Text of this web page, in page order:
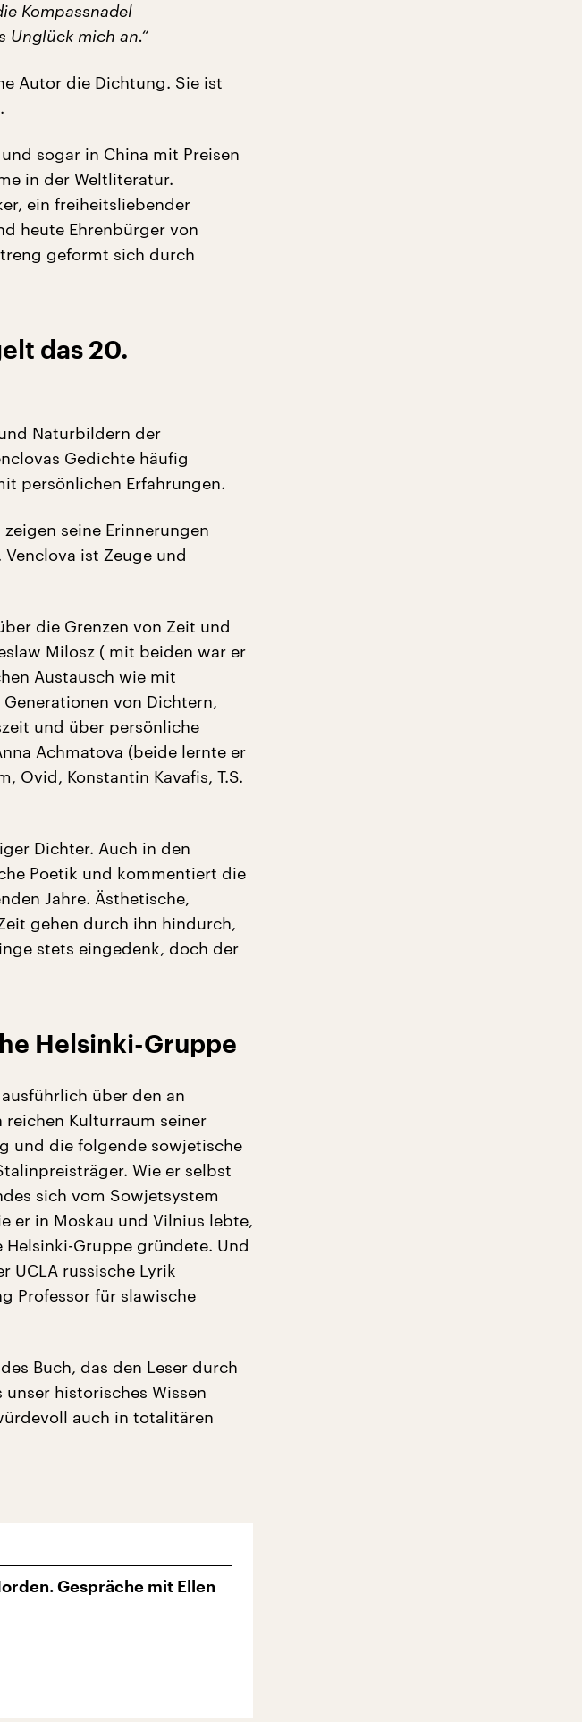
Kompassnadel
Unglück mich an.“
Autor die Dichtung. Sie ist
sogar in China mit Preisen
in der Weltliteratur.
ein freiheitsliebender
heute Ehrenbürger von
geformt sich durch
das 20.
Naturbildern der
Gedichte häufig
persönlichen Erfahrungen.
seine Erinnerungen
ist Zeuge und
die Grenzen von Zeit und
Milosz ( mit beiden war er
Austausch wie mit
von Dichtern,
und über persönliche
Achmatova (beide lernte er
Ovid, Konstantin Kavafis, T.S.
Dichter. Auch in den
Poetik und kommentiert die
Jahre. Ästhetische,
gehen durch ihn hindurch,
stets eingedenk, doch der
Helsinki-Gruppe
über den an
Kulturraum seiner
und die folgende sowjetische
Wie er selbst
sich vom Sowjetsystem
er in Moskau und Vilnius lebte,
Gruppe gründete. Und
UCLA russische Lyrik
Professor für slawische
Buch, das den Leser durch
historisches Wissen
auch in totalitären
Gespräche mit Ellen